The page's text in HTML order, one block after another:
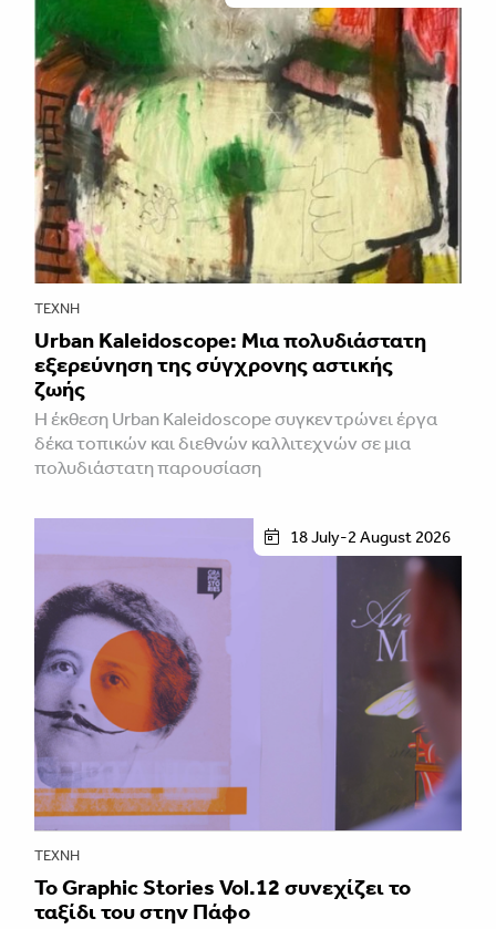
ΤΈΧΝΗ
Urban Kaleidoscope: Μια πολυδιάστατη
εξερεύνηση της σύγχρονης αστικής
ζωής
Η έκθεση Urban Kaleidoscope συγκεντρώνει έργα
δέκα τοπικών και διεθνών καλλιτεχνών σε μια
πολυδιάστατη παρουσίαση
18 July-2 August 2026
ΤΈΧΝΗ
Το Graphic Stories Vol.12 συνεχίζει το
ταξίδι του στην Πάφο